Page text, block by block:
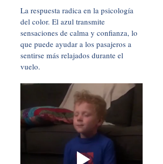
La respuesta radica en la psicología
del color. El azul transmite
sensaciones de calma y confianza, lo
que puede ayudar a los pasajeros a
sentirse más relajados durante el
vuelo.